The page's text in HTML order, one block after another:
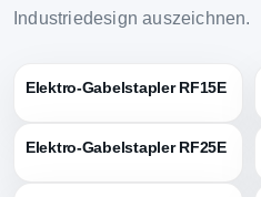
Industriedesign auszeichnen.
Elektro-Gabelstapler RF15E
Elektro-Gabelstapler RF25E